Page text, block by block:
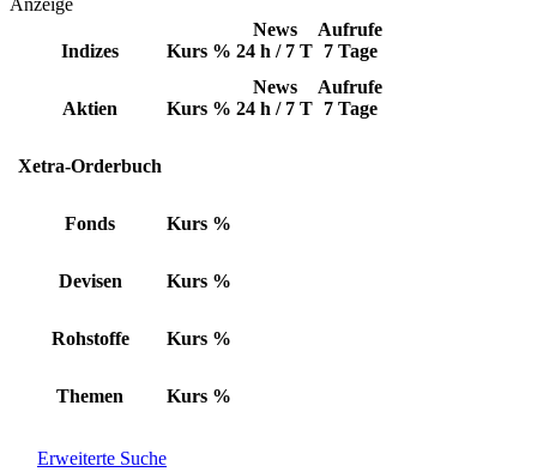
Anzeige
Indizes Kurs %
News
24 h / 7 T
Aufrufe
7 Tage
Aktien Kurs %
News
24 h / 7 T
Aufrufe
7 Tage
Xetra-Orderbuch
Fonds Kurs %
Devisen Kurs %
Rohstoffe Kurs %
Themen Kurs %
Erweiterte Suche